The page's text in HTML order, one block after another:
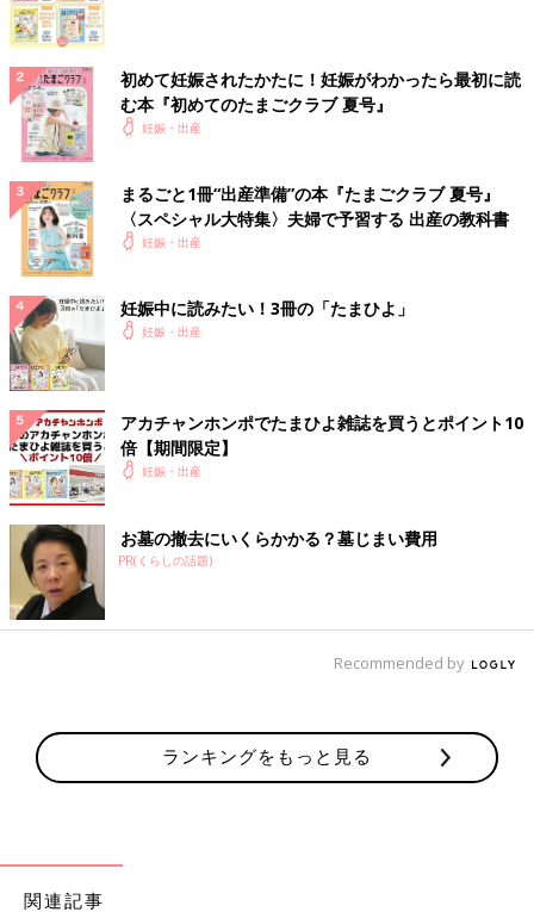
現在、無痛分娩
法＜こうまくがいちんつうほう＞（硬膜外麻酔＜こうまくがいま
すい＞）または脊髄＜せきずい＞くも膜下鎮痛を併用した硬膜外
鎮痛＜こうまくがいちんつう＞（CSEA）と2つの方法のどちらか
を用いるのが一般的です。硬膜外鎮痛では、背中に細い管を刺
し、「硬膜外腔」という場所に麻酔薬を入れます。一方、CSEA
では硬膜外鎮痛と併用して「くも膜下腔＜まくかくう＞」という
場所に麻酔薬を1回注入する方法です。
硬膜外鎮痛やCSEA（脊髄くも膜下鎮痛を併用した硬膜外鎮痛）
は、分娩時に痛みを感じる下半身のみに作用するのが特徴です。
なぜ局所的にだけ作用させられるのか…それは麻酔薬を注入する
しくみに理由があります。
無痛分娩で用いる麻酔のしくみ
分娩時の強い痛みは、子宮の収縮や子宮頸管や腟が引き伸ばされ
たり、骨盤が押し広げられることなどで感じます。痛みを感じる
います。分娩時に感じる痛みの刺激は、脊髄の中でも腰のあたり
に刺激が集まります。そのため、痛みが集まる部位だけに麻酔薬
痛みを伝える脊髄は、外からの衝撃から守られるように背骨で覆
われていますが、背骨の内側でもいくつかの膜で覆われ、脊髄液
初めて妊娠されたかたに！妊娠がわかったら最初に読
む本『初めてのたまごクラブ 夏号』
妊娠・出産
まるごと1冊“出産準備”の本『たまごクラブ 夏号』
〈スペシャル大特集〉夫婦で予習する 出産の教科書
妊娠・出産
妊娠中に読みたい！3冊の「たまひよ」
妊娠・出産
アカチャンホンポでたまひよ雑誌を買うとポイント10
倍【期間限定】
妊娠・出産
お墓の撤去にいくらかかる？墓じまい費用
PR(くらしの話題)
Recommended by
ランキングをもっと見る
関連記事